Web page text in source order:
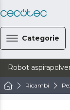
Categorie
Robot
Ricambi